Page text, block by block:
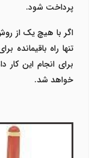
پرداخت شود.
اگر با هیچ یک از
تنها راه
برای انجام این
خواهد شد.